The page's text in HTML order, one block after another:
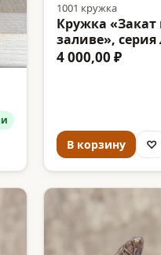
1001 кружка
Кружка
заливе», серия
4 000,00 ₽
В корзину ♡